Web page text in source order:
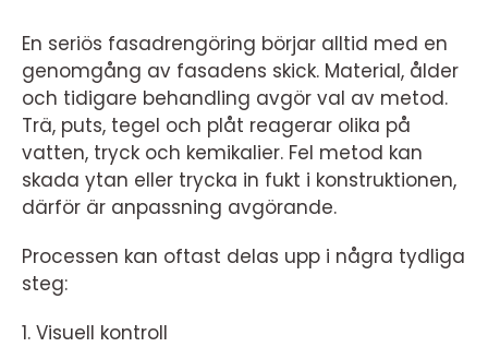
En seriös fasadrengöring börjar alltid med en
genomgång av fasadens skick. Material, ålder
och tidigare behandling avgör val av metod.
Trä, puts, tegel och plåt reagerar olika på
vatten, tryck och kemikalier. Fel metod kan
skada ytan eller trycka in fukt i konstruktionen,
därför är anpassning avgörande.
Processen kan oftast delas upp i några tydliga
steg:
1. Visuell kontroll